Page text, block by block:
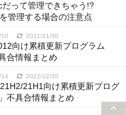
って管理できちゃう!?
管理する場合の注意点
2021/11/30
向け累積更新プログラム
合情報まとめ
2022/12/20
21H1向け累積更新プログ
不具合情報まとめ